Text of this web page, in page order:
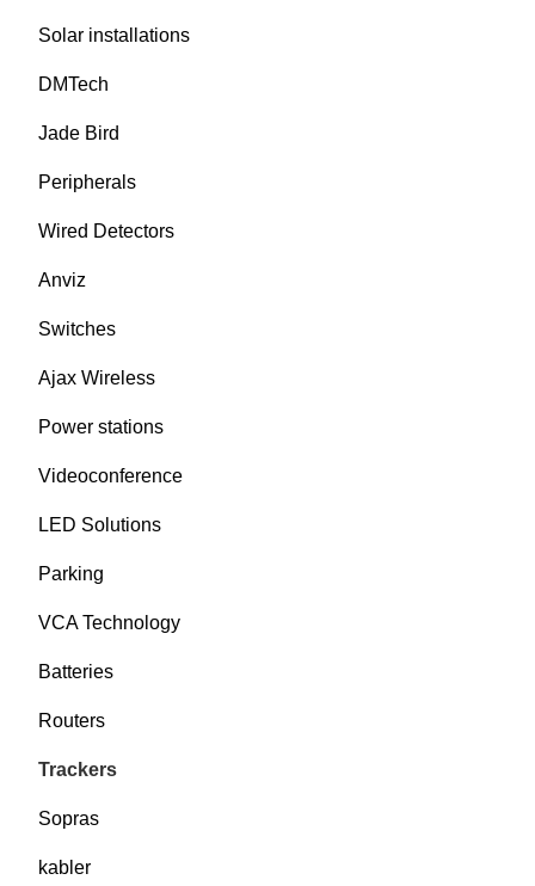
Solar installations
DMTech
Jade Bird
Peripherals
Wired Detectors
Anviz
Switches
Ajax Wireless
Power stations
Videoconference
LED Solutions
Parking
VCA Technology
Batteries
Routers
Trackers
Sopras
kabler